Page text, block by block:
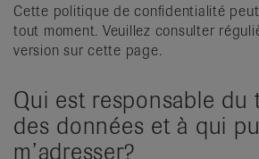
Cette politique de confidentialité
tout moment. Veuillez consulter
version sur cette page.
Qui est responsable du
des données et à qui
m’adresser?